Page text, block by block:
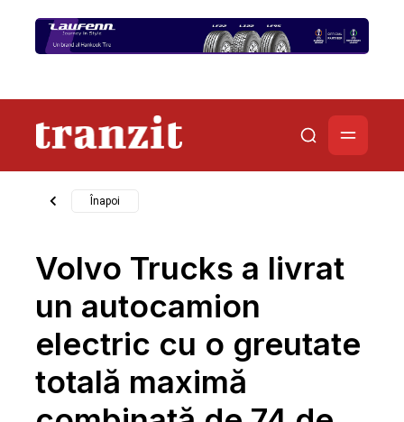
Înapoi
Volvo Trucks a livrat
un autocamion
electric cu o greutate
totală maximă